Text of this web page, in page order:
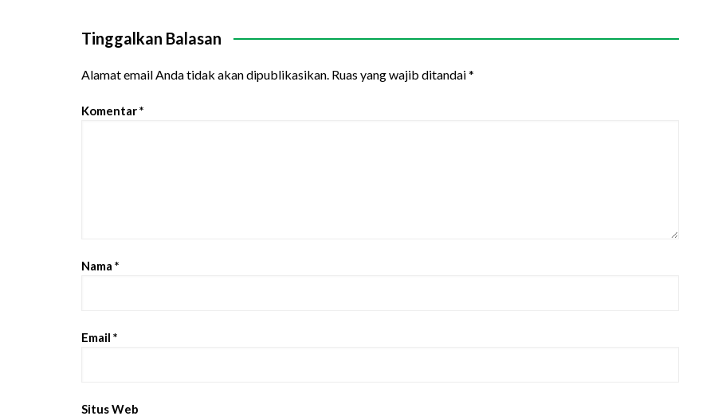
Tinggalkan Balasan
Alamat email Anda tidak akan dipublikasikan. Ruas yang wajib ditandai*
Komentar*
Nama *
Email *
Situs Web